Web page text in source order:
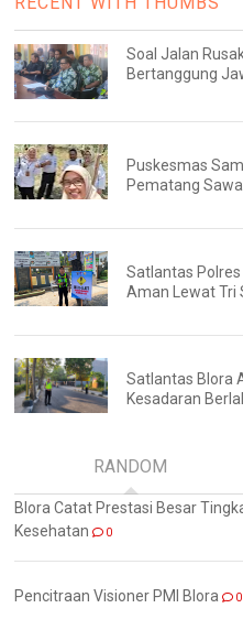
Soal Jalan
Bertanggung
Puskesmas
Pematang
Satlantas
Aman Lewat Tri
Satlantas Blora
Kesadaran
RANDOM
Blora Catat Prestasi Besar
Kesehatan
0
Pencitraan Visioner PMI Blora 0